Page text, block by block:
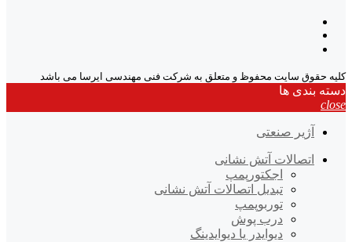
کلیه حقوق سایت محفوظ و متعلق به شرکت فنی مهندسی ایرسا می باشد
دسته بندی ها
close
آژیر صنعتی
اتصالات آتش نشانی
اجکتورپمپ
تبدیل اتصالات آتش نشانی
توربوپمپ
درب پوش
دیوایدر یا دیوایدینگ